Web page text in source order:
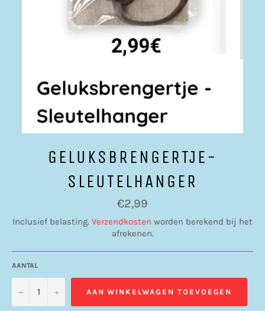
GELUKSBRENGERTJE-
SLEUTELHANGER
Normale
prijs
€2,99
Inclusief belasting. Verzendkosten worden berekend bij het
afrekenen.
AANTAL
− + AAN WINKELWAGEN TOEVOEGEN